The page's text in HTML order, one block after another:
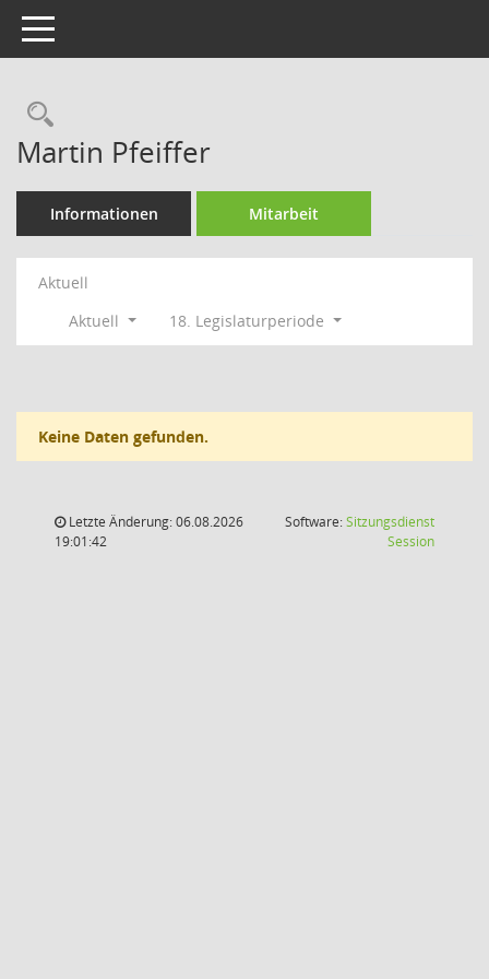
Toggle navigation
Rechercheauswahl
Martin Pfeiffer
Informationen Mitarbeit
Aktuell
Aktuell
18. Legislaturperiode
Keine Daten gefunden.
Letzte Änderung: 06.08.2026
19:01:42
Software:Sitzungsdienst
Session(Wird in